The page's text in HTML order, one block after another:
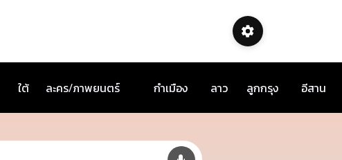
ใต้ ละคร/ภาพยนตร์ กำเมือง ลาว ลูกกรุง อีสาน